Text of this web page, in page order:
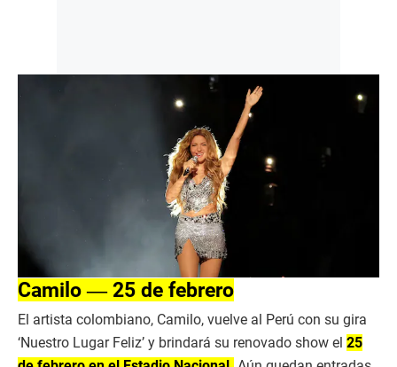
Camilo ― 25 de febrero
El artista colombiano, Camilo, vuelve al Perú con su gira
‘Nuestro Lugar Feliz’ y brindará su renovado show el 25